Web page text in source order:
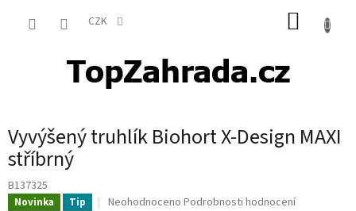
CZK
Vyvýšený truhlík Biohort X-Design MAXI
stříbrný
B137325
Novinka Tip
Průměrné
Neohodnoceno Podrobnosti hodnocení